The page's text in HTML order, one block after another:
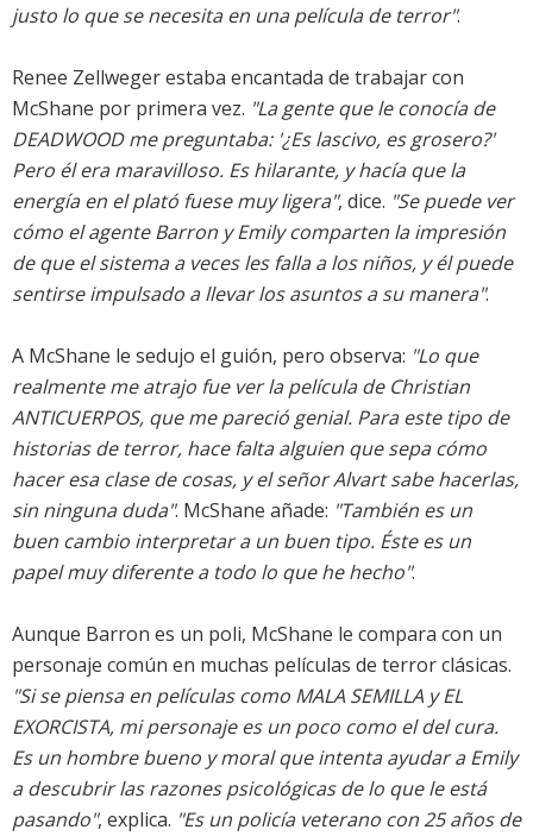
justo lo que se necesita en una película de terror".
Renee Zellweger estaba encantada de trabajar con
McShane por primera vez. "La gente que le conocía de
DEADWOOD me preguntaba: '¿Es lascivo, es grosero?'
Pero él era maravilloso. Es hilarante, y hacía que la
energía en el plató fuese muy ligera", dice. "Se puede ver
cómo el agente Barron y Emily comparten la impresión
de que el sistema a veces les falla a los niños, y él puede
sentirse impulsado a llevar los asuntos a su manera".
A McShane le sedujo el guión, pero observa: "Lo que
realmente me atrajo fue ver la película de Christian
ANTICUERPOS, que me pareció genial. Para este tipo de
historias de terror, hace falta alguien que sepa cómo
hacer esa clase de cosas, y el señor Alvart sabe hacerlas,
sin ninguna duda". McShane añade: "También es un
buen cambio interpretar a un buen tipo. Éste es un
papel muy diferente a todo lo que he hecho".
Aunque Barron es un poli, McShane le compara con un
personaje común en muchas películas de terror clásicas.
"Si se piensa en películas como MALA SEMILLA y EL
EXORCISTA, mi personaje es un poco como el del cura.
Es un hombre bueno y moral que intenta ayudar a Emily
a descubrir las razones psicológicas de lo que le está
pasando", explica. "Es un policía veterano con 25 años de